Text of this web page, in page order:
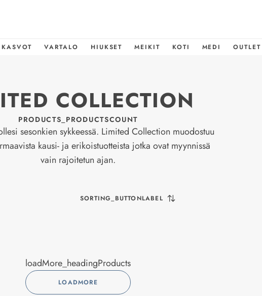
KASVOT VARTALO HIUKSET MEIKIT KOTI MEDI OUTLET
COLLECTION
PRODUCTS_PRODUCTSCOUNT
sesonkien sykkeessä. Limited Collection muodostuu
kausi- ja erikoistuotteista jotka ovat myynnissä
vain rajoitetun ajan.
SORTING_BUTTONLABEL
loadMore_headingProducts
LOADMORE